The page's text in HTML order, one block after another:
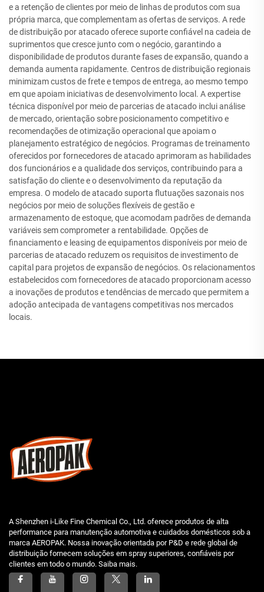
e a retenção de clientes por meio de linhas de produtos com sua
própria marca, que complementam as ofertas de serviços. A rede
de distribuição por atacado oferece suporte confiável na cadeia de
suprimentos que cresce junto com o negócio, garantindo a
disponibilidade de produtos durante fases de expansão, quando a
demanda aumenta rapidamente. Centros de distribuição regionais
minimizam custos de frete e tempos de entrega, ao mesmo tempo
em que apoiam iniciativas de desenvolvimento local. A expertise
técnica disponível por meio de parcerias de atacado inclui análise
de mercado, orientação sobre posicionamento competitivo e
recomendações de otimização operacional que apoiam o
planejamento estratégico de negócios. Programas de treinamento
oferecidos por fornecedores de atacado aprimoram as habilidades
dos funcionários e a qualidade dos serviços, contribuindo para a
satisfação do cliente e o desenvolvimento da reputação da
empresa. O modelo de atacado suporta flutuações sazonais nos
negócios por meio de soluções flexíveis de gestão e
armazenamento de estoque, que acomodam padrões de demanda
variáveis sem comprometer a rentabilidade. Opções de
financiamento e leasing de equipamentos disponíveis por meio de
parcerias de atacado reduzem os requisitos de investimento de
capital para projetos de expansão de negócios. Os relacionamentos
estabelecidos com fornecedores de atacado proporcionam acesso
a inovações de produtos e tendências de mercado que permitem a
adoção antecipada de vantagens competitivas nos mercados
locais.
A Shenzhen i-Like Fine Chemical Co., Ltd. oferece produtos de alta
performance para manutenção automotiva e cuidados domésticos sob a
marca AEROPAK. Nossa inovação orientada por P&D e rede global de
distribuição fornecem soluções em spray superiores, confiáveis por
clientes em todo o mundo. Saiba mais.